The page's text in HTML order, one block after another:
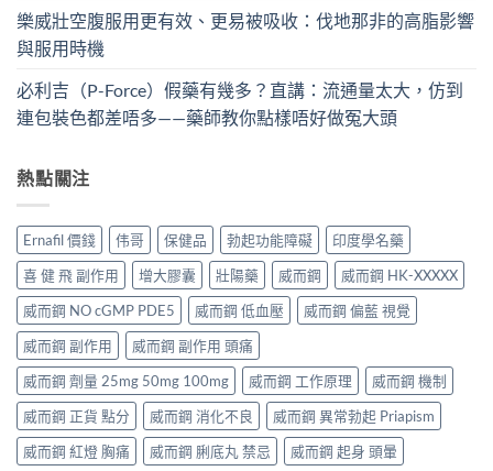
樂威壯空腹服用更有效、更易被吸收：伐地那非的高脂影響
與服用時機
必利吉（P-Force）假藥有幾多？直講：流通量太大，仿到
連包裝色都差唔多——藥師教你點樣唔好做冤大頭
熱點關注
Ernafil 價錢 伟哥 保健品 勃起功能障礙
印度學名藥
喜 健 飛 副作用
增大膠囊 壯陽藥 威而鋼
威而鋼 HK-XXXXX
威而鋼 NO cGMP PDE5
威而鋼 低血壓
威而鋼 偏藍 視覺
威而鋼 副作用
威而鋼 副作用 頭痛
威而鋼 劑量 25mg 50mg 100mg
威而鋼 工作原理
威而鋼 機制
威而鋼 正貨 點分
威而鋼 消化不良
威而鋼 異常勃起 Priapism
威而鋼 紅燈 胸痛
威而鋼 脷底丸 禁忌
威而鋼 起身 頭暈